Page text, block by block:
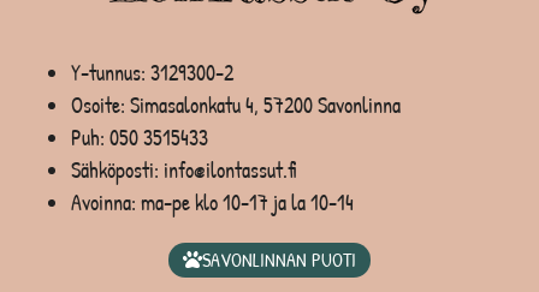
Y-tunnus: 3129300-2
Osoite: Simasalonkatu 4, 57200 Savonlinna
Puh: 050 3515433
Sähköposti: info@ilontassut.fi
Avoinna: ma-pe klo 10-17 ja la 10-14
SAVONLINNAN PUOTI